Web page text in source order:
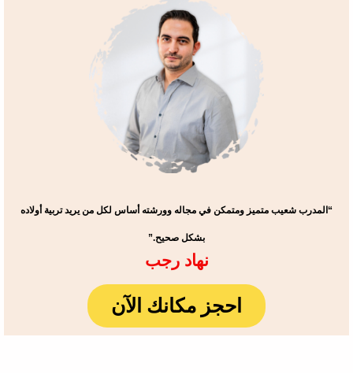
“المدرب شعيب متميز ومتمكن في مجاله وورشته أساس لكل من يريد تربية أولاده
بشكل صحيح.”
نهاد رجب
احجز مكانك الآن